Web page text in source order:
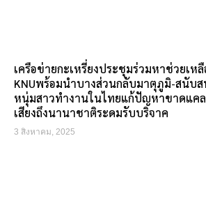
เครือข่ายกะเหรี่ยงประชุมร่วมหาช่วยเห
KNUพร้อมนำบางส่วนกลับมาตุภูมิ-สนับ
หนุ่มสาวทำงานในไทยแก้ปัญหาขาดแคล
เสียงถึงนานาชาติระดมรับบริจาค
3 สิงหาคม, 2025